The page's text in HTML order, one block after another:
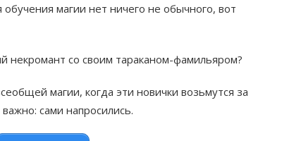
магии нет ничего не обычного, вот
некромант со своим тараканом-фамильяром?
магии, когда эти новички возьмутся за
сами напросились.